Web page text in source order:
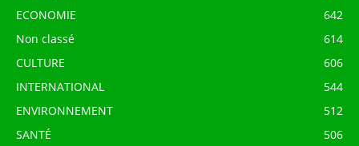
ECONOMIE
642
Non classé
614
CULTURE
606
INTERNATIONAL
544
ENVIRONNEMENT
512
SANTÉ
506